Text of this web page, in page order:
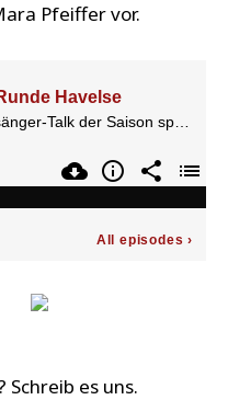
Pfeiffer vor.
Schreib es uns.